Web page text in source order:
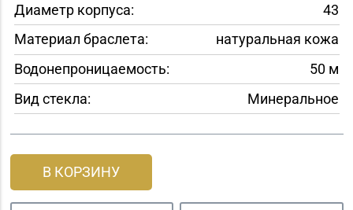
Диаметр корпуса:
43
Материал браслета:
натуральная кожа
Водонепроницаемость:
50 м
Вид стекла:
Минеральное
В КОРЗИНУ